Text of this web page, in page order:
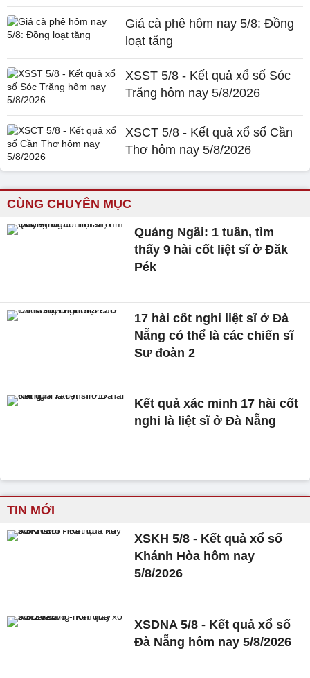
Giá cà phê hôm nay 5/8: Đồng
loạt tăng
XSST 5/8 - Kết quả xổ số Sóc
Trăng hôm nay 5/8/2026
XSCT 5/8 - Kết quả xổ số Cần
Thơ hôm nay 5/8/2026
CÙNG CHUYÊN MỤC
Quảng Ngãi: 1 tuần, tìm
thấy 9 hài cốt liệt sĩ ở Đăk
Pék
17 hài cốt nghi liệt sĩ ở Đà
Nẵng có thể là các chiến sĩ
Sư đoàn 2
Kết quả xác minh 17 hài cốt
nghi là liệt sĩ ở Đà Nẵng
TIN MỚI
XSKH 5/8 - Kết quả xổ số
Khánh Hòa hôm nay
5/8/2026
XSDNA 5/8 - Kết quả xổ số
Đà Nẵng hôm nay 5/8/2026